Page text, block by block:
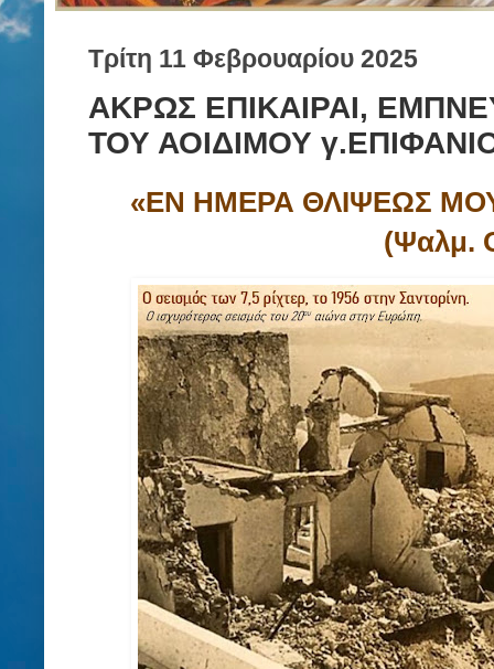
Τρίτη 11 Φεβρουαρίου 2025
ΑΚΡΩΣ ΕΠΙΚΑΙΡΑΙ,
ΤΟΥ ΑΟΙΔΙΜΟΥ
«ΕΝ ΗΜΕΡΑ ΘΛΙΨΕΩΣ
(Ψαλμ.